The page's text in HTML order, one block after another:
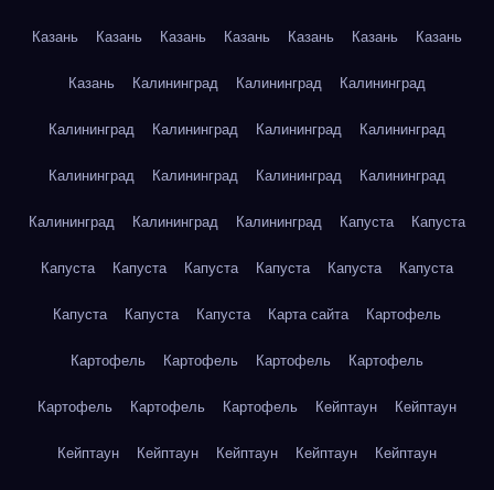
Казань Казань Казань Казань Казань Казань Казань
Казань Калининград Калининград Калининград
Калининград Калининград Калининград Калининград
Калининград Калининград Калининград Калининград
Калининград Калининград Калининград Капуста Капуста
Капуста Капуста Капуста Капуста Капуста Капуста
Капуста Капуста Капуста Карта сайта Картофель
Картофель Картофель Картофель Картофель
Картофель Картофель Картофель Кейптаун Кейптаун
Кейптаун Кейптаун Кейптаун Кейптаун Кейптаун